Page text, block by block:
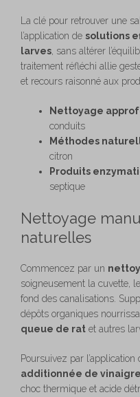
La clé pour retrouver une
l’application de solutions
larves , sans altérer
traitement réfléchi allie
et recours raisonné aux
Nettoyage
conduits
Méthodes
citron
Produits
septique
Nettoyage
naturelles
Commencez par un
soigneusement la cuvette,
fond des canalisations.
dépôts organiques
queue de rat et autres
Poursuivez par l’application
additionnée de
choc thermique et acide